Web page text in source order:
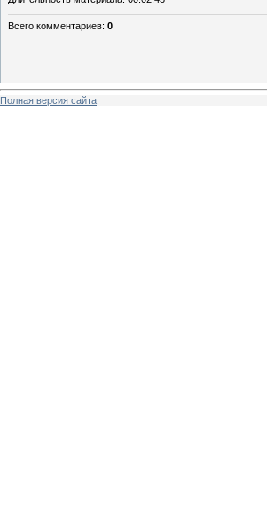
Всего комментариев: 0
Полная версия сайта